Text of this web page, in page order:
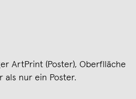
ArtPrint (Poster), Oberflläche
als nur ein Poster.